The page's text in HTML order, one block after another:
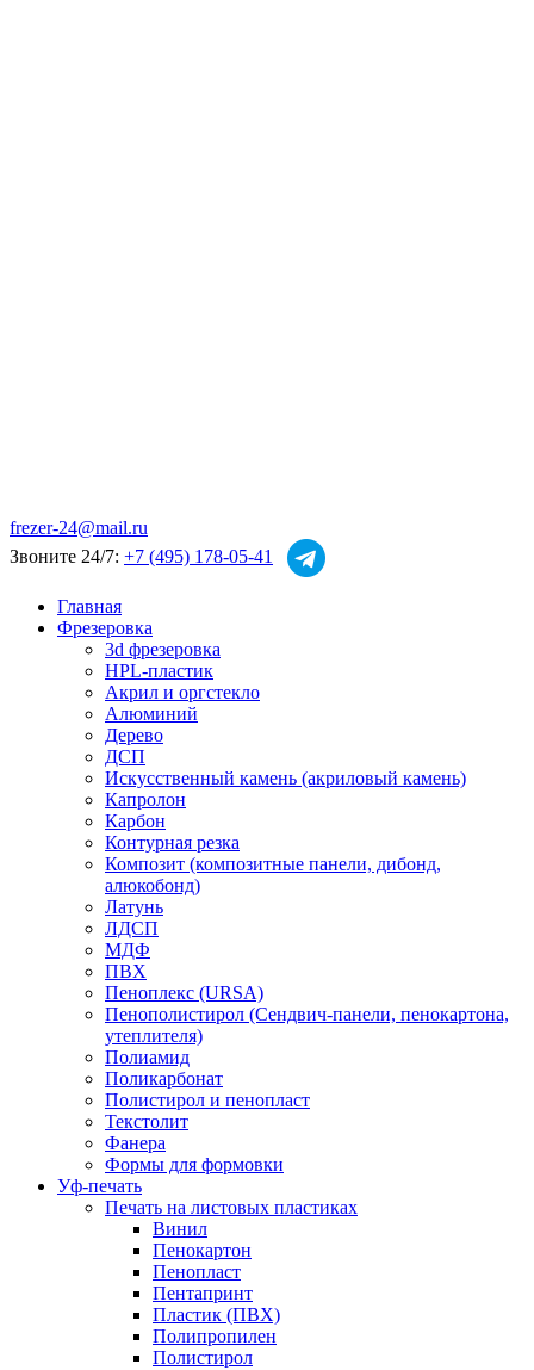
frezer-24@mail.ru
Звоните 24/7: +7 (495) 178-05-41
Главная
Фрезеровка
3d фрезеровка
HPL-пластик
Акрил и оргстекло
Алюминий
Дерево
ДСП
Искусственный камень (акриловый камень)
Капролон
Карбон
Контурная резка
Композит (композитные панели, дибонд,
алюкобонд)
Латунь
ЛДСП
МДФ
ПВХ
Пеноплекс (URSA)
Пенополистирол (Сендвич-панели, пенокартона,
утеплителя)
Полиамид
Поликарбонат
Полистирол и пенопласт
Текстолит
Фанера
Формы для формовки
Уф-печать
Печать на листовых пластиках
Винил
Пенокартон
Пенопласт
Пентапринт
Пластик (ПВХ)
Полипропилен
Полистирол